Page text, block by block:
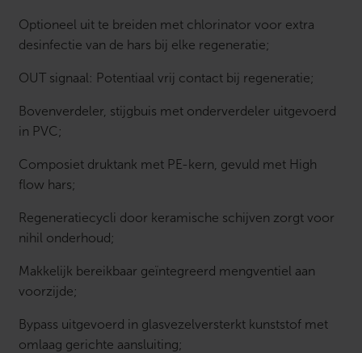
Optioneel uit te breiden met chlorinator voor extra
desinfectie van de hars bij elke regeneratie;
OUT signaal: Potentiaal vrij contact bij regeneratie;
Bovenverdeler, stijgbuis met onderverdeler uitgevoerd
in PVC;
Composiet druktank met PE-kern, gevuld met High
flow hars;
Regeneratiecycli door keramische schijven zorgt voor
nihil onderhoud;
Makkelijk bereikbaar geïntegreerd mengventiel aan
voorzijde;
Bypass uitgevoerd in glasvezelversterkt kunststof met
omlaag gerichte aansluiting;